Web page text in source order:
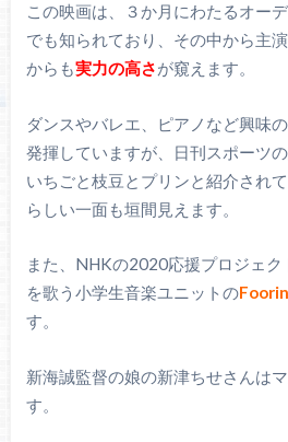
この映画は、３か月にわたるオー
でも知られており、その中から主
からも実力の高さが窺えます。
ダンスやバレエ、ピアノなど興味
発揮していますが、日刊スポーツ
いちごと枝豆とプリンと紹介され
らしい一面も垣間見えます。
また、NHKの2020応援プロジェク
を歌う小学生音楽ユニットのFoorin
す。
新海誠監督の娘の新津ちせさんは
す。